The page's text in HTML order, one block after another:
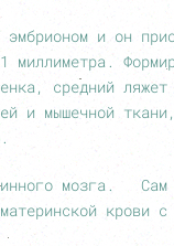
эмбрионом и он
миллиметра.
средний
и мышечной
мозга.
крови